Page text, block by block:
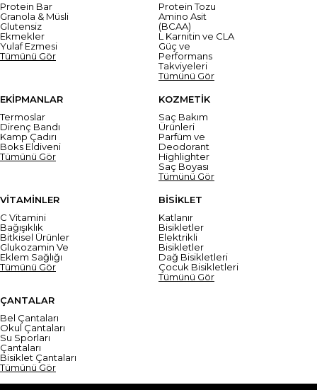
Protein Bar
Granola & Müsli
Glutensiz
Ekmekler
Yulaf Ezmesi
Tümünü Gör
Protein Tozu
Amino Asit
(BCAA)
L Karnitin ve CLA
Güç ve
Performans
Takviyeleri
Tümünü Gör
EKİPMANLAR
Termoslar
Direnç Bandı
Kamp Çadırı
Boks Eldiveni
Tümünü Gör
KOZMETİK
Saç Bakım
Ürünleri
Parfüm ve
Deodorant
Highlighter
Saç Boyası
Tümünü Gör
VİTAMİNLER
C Vitamini
Bağışıklık
Bitkisel Ürünler
Glukozamin Ve
Eklem Sağlığı
Tümünü Gör
BİSİKLET
Katlanır
Bisikletler
Elektrikli
Bisikletler
Dağ Bisikletleri
Çocuk Bisikletleri
Tümünü Gör
ÇANTALAR
Bel Çantaları
Okul Çantaları
Su Sporları
Çantaları
Bisiklet Çantaları
Tümünü Gör